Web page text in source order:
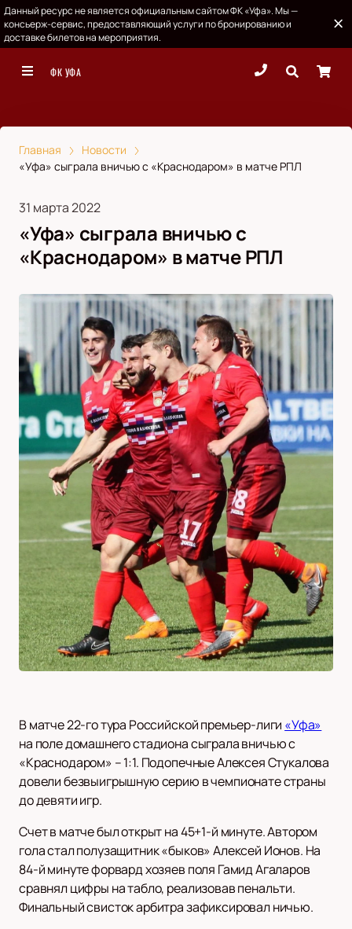
Данный ресурс не является официальным сайтом ФК «Уфа». Мы —
консьерж-сервис, предоставляющий услуги по бронированию и
доставке билетов на мероприятия.
ФК УФА
Главная
Новости
«Уфа» сыграла вничью с «Краснодаром» в матче РПЛ
31 марта 2022
«Уфа» сыграла вничью с
«Краснодаром» в матче РПЛ
В матче 22-го тура Российской премьер-лиги «Уфа»
на поле домашнего стадиона сыграла вничью с
«Краснодаром» – 1:1. Подопечные Алексея Стукалова
довели безвыигрышную серию в чемпионате страны
до девяти игр.
Счет в матче был открыт на 45+1-й минуте. Автором
гола стал полузащитник «быков» Алексей Ионов. На
84-й минуте форвард хозяев поля Гамид Агаларов
сравнял цифры на табло, реализовав пенальти.
Финальный свисток арбитра зафиксировал ничью.